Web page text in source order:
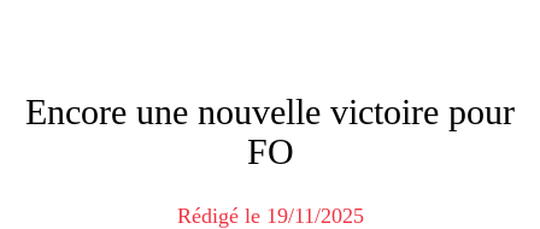
Encore une nouvelle victoire pour
FO
Rédigé le 19/11/2025